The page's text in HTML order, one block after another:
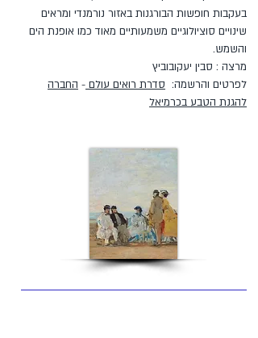
בעקבות חופשות הבורגנות באזור נורמנדי ומראים
שינויים סוציולוגיים משמעותיים מאוד כמו אופנת הים
והשמש.
מרצה : סבין יעקובוביץ
לפרטים והרשמה: סדרת רואים עולם - החברה
להגנת הטבע בכרמיאל